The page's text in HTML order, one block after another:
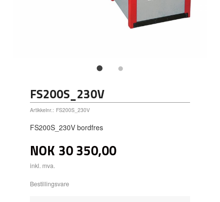
FS200S_230V
Artikkelnr.: FS200S_230V
FS200S_230V bordfres
NOK 30 350,00
inkl. mva.
Bestillingsvare